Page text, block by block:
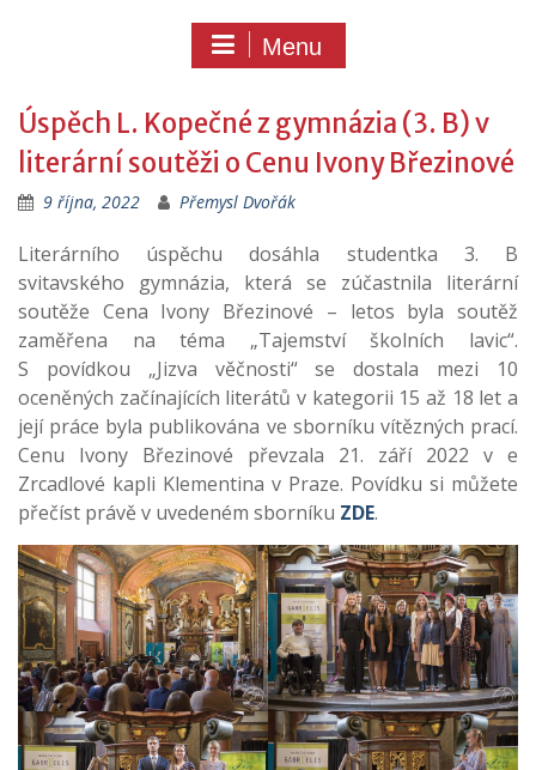
Menu
Úspěch L. Kopečné z gymnázia (3. B) v
literární soutěži o Cenu Ivony Březinové
9 října, 2022 Přemysl Dvořák
Literárního úspěchu dosáhla studentka 3. B
svitavského gymnázia, která se zúčastnila literární
soutěže Cena Ivony Březinové – letos byla soutěž
zaměřena na téma „Tajemství školních lavic“.
S povídkou „Jizva věčnosti“ se dostala mezi 10
oceněných začínajících literátů v kategorii 15 až 18 let a
její práce byla publikována ve sborníku vítězných prací.
Cenu Ivony Březinové převzala 21. září 2022 v e
Zrcadlové kapli Klementina v Praze. Povídku si můžete
přečíst právě v uvedeném sborníku ZDE.